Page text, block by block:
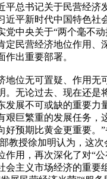
平总书记关于民营经济
近平新时代中国特色社
党中央关于“两个毫不动
定民营经济地位作用、
作出重要部署。
位无可置疑、作用无
。无论过去、现在还是
发展不可或缺的重要力
艰巨繁重的发展任务，
好预期比黄金更重要。
教授徐加明认为，这
作用，再次深化了对“
会主义市场经济的重要